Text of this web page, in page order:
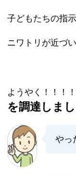
子どもたちの指
ニワトリが近づ
ようやく！！！！
を調達しま
やっ